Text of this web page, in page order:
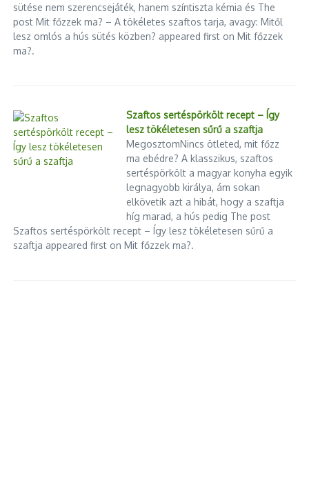
sütése nem szerencsejáték, hanem színtiszta kémia és The
post Mit főzzek ma? – A tökéletes szaftos tarja, avagy: Mitől
lesz omlós a hús sütés közben? appeared first on Mit főzzek
ma?.
Szaftos sertéspörkölt recept – Így
lesz tökéletesen sűrű a szaftja
MegosztomNincs ötleted, mit főzz
ma ebédre? A klasszikus, szaftos
sertéspörkölt a magyar konyha egyik
legnagyobb királya, ám sokan
elkövetik azt a hibát, hogy a szaftja
híg marad, a hús pedig The post
Szaftos sertéspörkölt recept – Így lesz tökéletesen sűrű a
szaftja appeared first on Mit főzzek ma?.